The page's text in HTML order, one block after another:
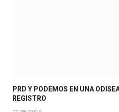
PRD Y PODEMOS EN UNA
REGISTRO